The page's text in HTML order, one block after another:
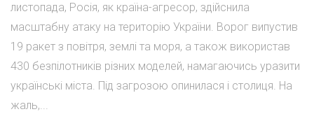
листопада, Росія, як країна-агресор, здійснила
масштабну атаку на територію України. Ворог випустив
19 ракет з повітря, землі та моря, а також використав
430 безпілотників різних моделей, намагаючись уразити
українські міста. Під загрозою опинилася і столиця. На
жаль,...